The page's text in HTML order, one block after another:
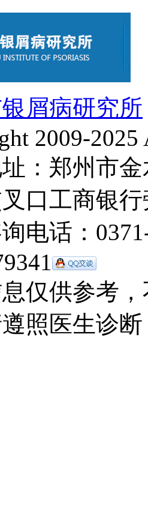
屑病研究所
2009-2025
：郑州市
口工商银
电话：
仅供参考
照医生诊断